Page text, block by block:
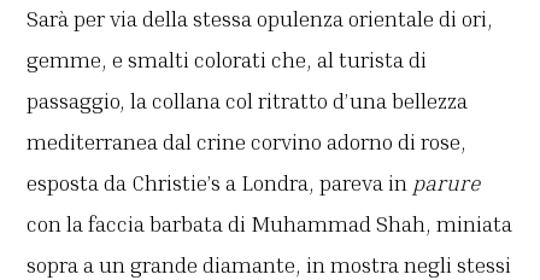
Sarà per via della stessa opulenza orientale di ori,
gemme, e smalti colorati che, al turista di
passaggio, la collana col ritratto d’una bellezza
mediterranea dal crine corvino adorno di rose,
esposta da Christie’s a Londra, pareva in parure
con la faccia barbata di Muhammad Shah, miniata
sopra a un grande diamante, in mostra negli stessi